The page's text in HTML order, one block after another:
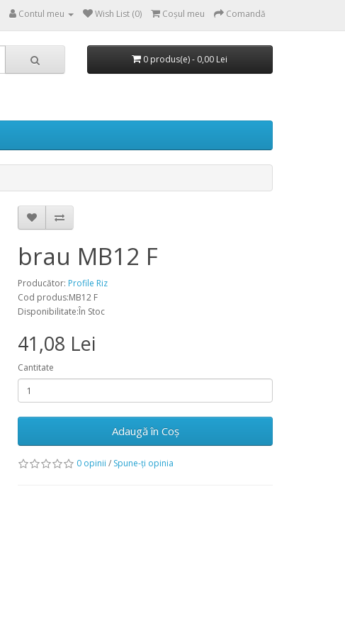
Contul meu Wish List (0) Coşul meu Comandă
0 produs(e) - 0,00 Lei
brau MB12 F
Producător: Profile Riz
Cod produs:MB12 F
Disponibilitate:În Stoc
41,08 Lei
Cantitate
Adaugă în Coş
0 opinii / Spune-ţi opinia